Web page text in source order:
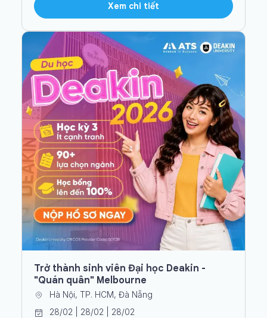
Xem chi tiết
Trở thành sinh viên Đại học Deakin -
"Quán quân" Melbourne
Hà Nội, TP. HCM, Đà Nẵng
28/02 | 28/02 | 28/02